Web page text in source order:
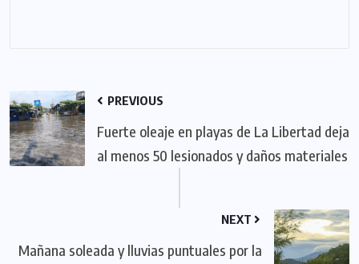
PREVIOUS
Fuerte oleaje en playas de La Libertad deja
al menos 50 lesionados y daños materiales
NEXT
Mañana soleada y lluvias puntuales por la